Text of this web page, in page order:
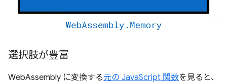
選択肢が豊富
WebAssembly に変換する元の JavaScript 関数を見ると、